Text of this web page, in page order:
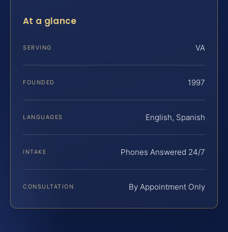
At a glance
SERVING VA
FOUNDED 1997
LANGUAGES English, Spanish
INTAKE Phones Answered 24/7
CONSULTATION By Appointment Only